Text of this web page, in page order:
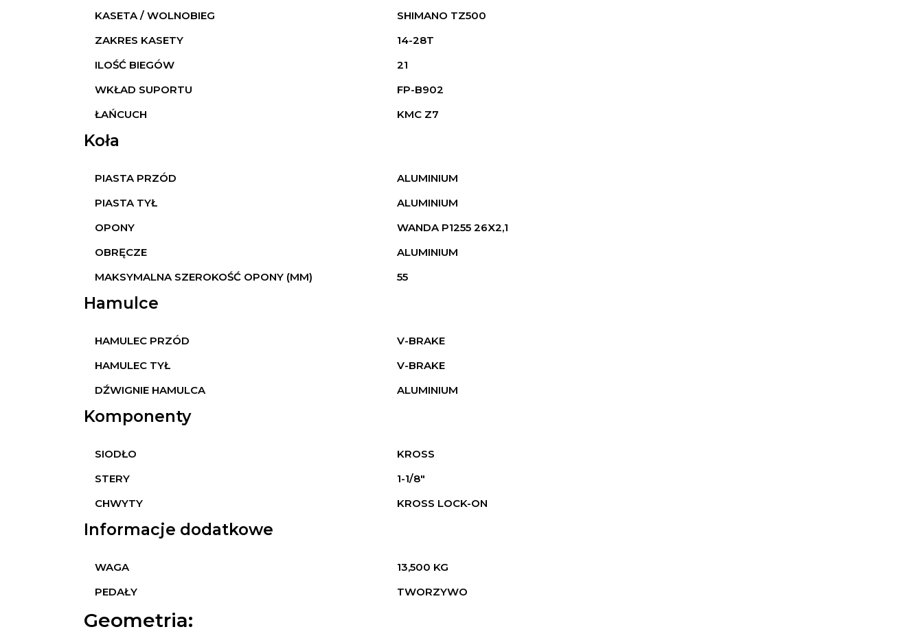
KASETA / WOLNOBIEG
SHIMANO TZ500
ZAKRES KASETY
14-28T
ILOŚĆ BIEGÓW
21
WKŁAD SUPORTU
FP-B902
ŁAŃCUCH
KMC Z7
Koła
PIASTA PRZÓD
ALUMINIUM
PIASTA TYŁ
ALUMINIUM
OPONY
WANDA P1255 26X2,1
OBRĘCZE
ALUMINIUM
MAKSYMALNA SZEROKOŚĆ OPONY (MM)
55
Hamulce
HAMULEC PRZÓD
V-BRAKE
HAMULEC TYŁ
V-BRAKE
DŹWIGNIE HAMULCA
ALUMINIUM
Komponenty
SIODŁO
KROSS
STERY
1-1/8"
CHWYTY
KROSS LOCK-ON
Informacje dodatkowe
WAGA
13,500 KG
PEDAŁY
TWORZYWO
Geometria: